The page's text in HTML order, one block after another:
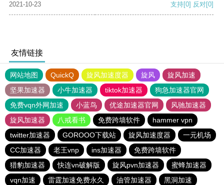
2021-10-23 支持[0] 反对[0]
友情链接
网站地图 QuickQ 旋风加速度器 旋风
旋风加速
坚果加速器
小牛加速器 tiktok加速器
狗急加速器官网
免费vqn外网加速
小蓝鸟 优途加速器官网
风驰加速器
旋风加速器
八戒看书 免费跨墙软件
hammer vpn
twitter加速器
GOROOO下载站 旋风加速度器
一元机场
CC加速器
老王vnp ins加速器
免费跨墙软件
猎豹加速器
快连vn破解版 旋风pvn加速器
蜜蜂加速器
vqn加速
雷霆加速免费永久 油管加速器 黑洞加速